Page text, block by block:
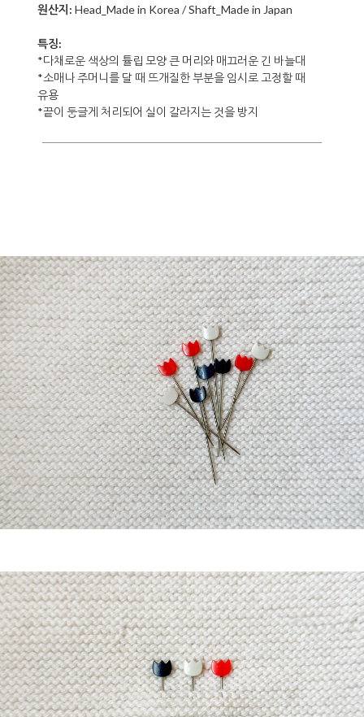
원산지: Head_Made in Korea / Shaft_ Made in Japan
특징:
*다채로운 색상의 튤립 모양 큰 머리와 매끄러운 긴 바늘대
*소매나 주머니를 달 때 뜨개질한 부분을 임시로 고정할 때
유용
*끝이 둥글게 처리되어 실이 갈라지는 것을 방지